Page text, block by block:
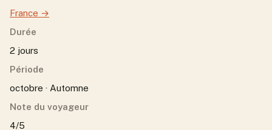
France →
Durée
2 jours
Période
octobre · Automne
Note du voyageur
4/5